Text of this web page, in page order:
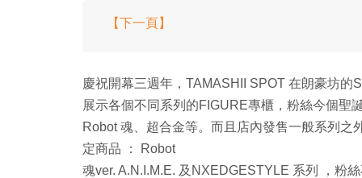
【下一頁】
慶祝開幕三週年，TAMASHII SPOT 在朗豪坊
展示各個不同系列的FIGURE專櫃，粉絲今個聖
Robot 魂、超合金等。而且店內發售一般系列之
定商品 ： Robot
魂ver. A.N.I.M.E. 及NXEDGESTYLE 系列 ，粉